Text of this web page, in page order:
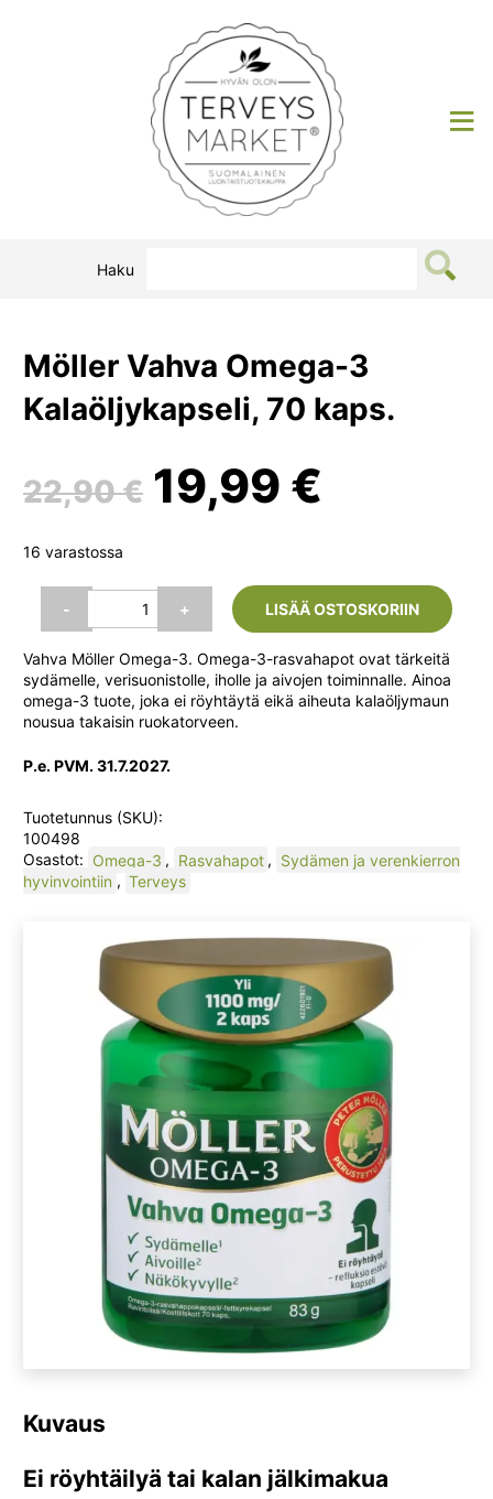
Terveysmarket
Haku
Möller Vahva Omega-3
Kalaöljykapseli, 70 kaps.
22,90€ Alkuperäinen
oli:
22,90 €.
19,99 €
on:
19,99
16 varastossa
-
3
Kalaöljykapseli,
70
kaps.
+ LISÄÄ OSTOSKORIIN
Vahva Möller Omega-3. Omega-3-rasvahapot ovat tärkeitä
sydämelle, verisuonistolle, iholle ja aivojen toiminnalle. Ainoa
omega-3 tuote, joka ei röyhtäytä eikä aiheuta kalaöljymaun
nousua takaisin ruokatorveen.
P.e. PVM. 31.7.2027.
Tuotetunnus (SKU):
100498
Osastot: Omega-3 , Rasvahapot , Sydämen ja verenkierron
hyvinvointiin , Terveys
Kuvaus
Ei röyhtäilyä tai kalan jälkimakua